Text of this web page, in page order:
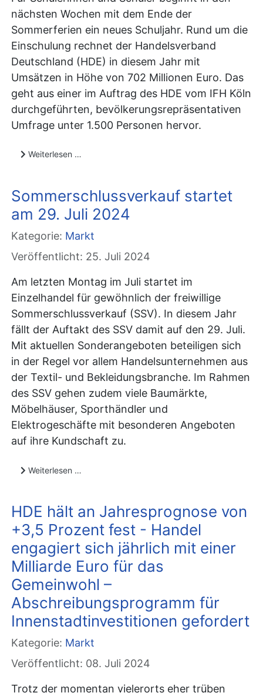
nächsten Wochen mit dem Ende der
Sommerferien ein neues Schuljahr. Rund um die
Einschulung rechnet der Handelsverband
Deutschland (HDE) in diesem Jahr mit
Umsätzen in Höhe von 702 Millionen Euro. Das
geht aus einer im Auftrag des HDE vom IFH Köln
durchgeführten, bevölkerungsrepräsentativen
Umfrage unter 1.500 Personen hervor.
Weiterlesen …
Sommerschlussverkauf startet
am 29. Juli 2024
Kategorie: Markt
Veröffentlicht: 25. Juli 2024
Am letzten Montag im Juli startet im
Einzelhandel für gewöhnlich der freiwillige
Sommerschlussverkauf (SSV). In diesem Jahr
fällt der Auftakt des SSV damit auf den 29. Juli.
Mit aktuellen Sonderangeboten beteiligen sich
in der Regel vor allem Handelsunternehmen aus
der Textil- und Bekleidungsbranche. Im Rahmen
des SSV gehen zudem viele Baumärkte,
Möbelhäuser, Sporthändler und
Elektrogeschäfte mit besonderen Angeboten
auf ihre Kundschaft zu.
Weiterlesen …
HDE hält an Jahresprognose von
+3,5 Prozent fest - Handel
engagiert sich jährlich mit einer
Milliarde Euro für das
Gemeinwohl –
Abschreibungsprogramm für
Innenstadtinvestitionen gefordert
Kategorie: Markt
Veröffentlicht: 08. Juli 2024
Trotz der momentan vielerorts eher trüben